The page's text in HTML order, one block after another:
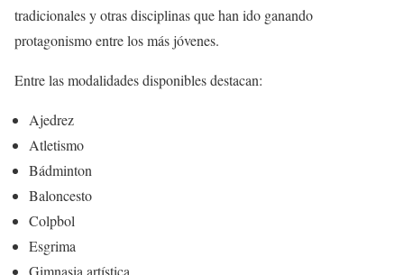
tradicionales y otras disciplinas que han ido ganando
protagonismo entre los más jóvenes.
Entre las modalidades disponibles destacan:
Ajedrez
Atletismo
Bádminton
Baloncesto
Colpbol
Esgrima
Gimnasia artística